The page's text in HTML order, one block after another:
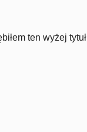
ten wyżej tytuł